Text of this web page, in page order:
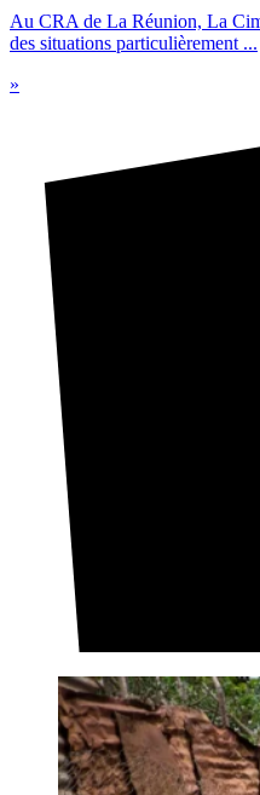
Au CRA de La Réunion, La
des situations particulièrement ...
»